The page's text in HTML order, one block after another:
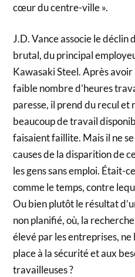
cœur du centre-ville ».
J.D. Vance associe le
brutal, du principal
Kawasaki Steel. Après
faible nombre d’heures
paresse, il prend du recul et
beaucoup de travail
faisaient faillite. Mais il ne
causes de la disparition de
les gens sans emploi. Était-
comme le temps, contre
Ou bien plutôt le résultat
non planifié, où, la
élevé par les entreprises, ne
place à la sécurité et aux
travailleuses ?